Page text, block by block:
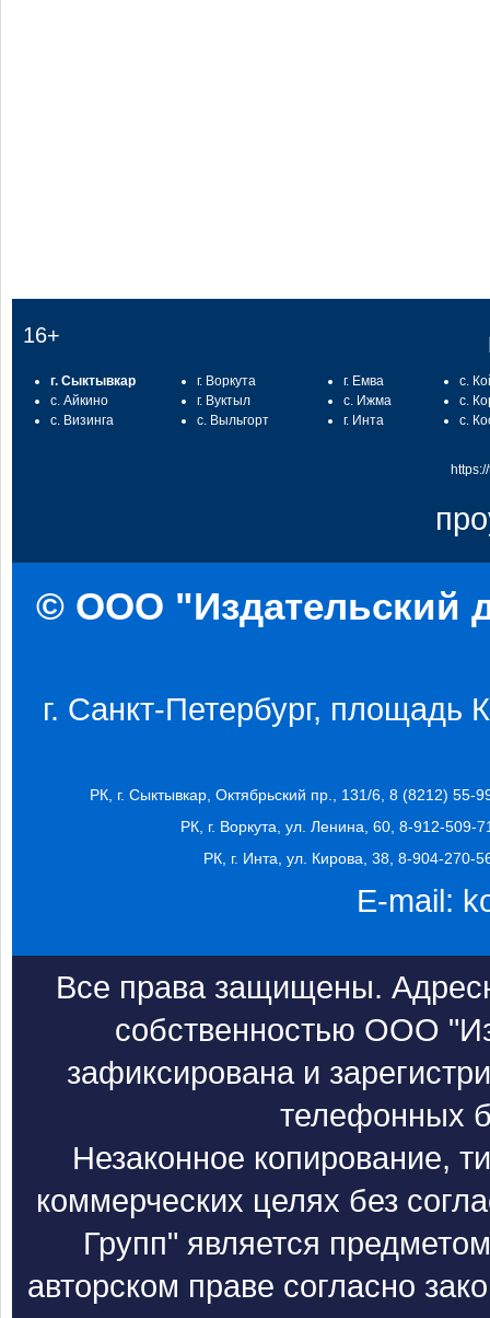
16+
г. Сыктывкар
с. Айкино
с. Визинга
г. Воркута
г. Вуктыл
с. Выльгорт
г. Емва
с. Ижма
г. Инта
с.
с.
с.
© ООО "Издательский
г. Санкт-Петербург, площадь
РК, г. Сыктывкар, Октябрьский пр., 131/6, 8 (8212) 55-
РК, г. Воркута, ул. Ленина, 60, 8-912-509-
РК, г. Инта, ул. Кирова, 38, 8-904-270-
E-mail:
Все права защищены.
собственностью ООО
зафиксирована и
телефонных
Незаконное копирование,
коммерческих целях без
Групп" является
авторском праве согласно